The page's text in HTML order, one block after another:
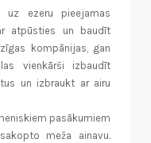
uz ezeru pieejamas
atpūsties un baudīt
kompānijas, gan
vienkārši izbaudīt
un izbraukt ar airu
pasākumiem
meža ainavu.